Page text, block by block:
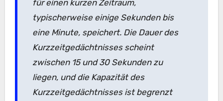
für einen kurzen Zeitraum,
typischerweise einige Sekunden bis
eine Minute, speichert. Die Dauer des
Kurzzeitgedächtnisses scheint
zwischen 15 und 30 Sekunden zu
liegen, und die Kapazität des
Kurzzeitgedächtnisses ist begrenzt